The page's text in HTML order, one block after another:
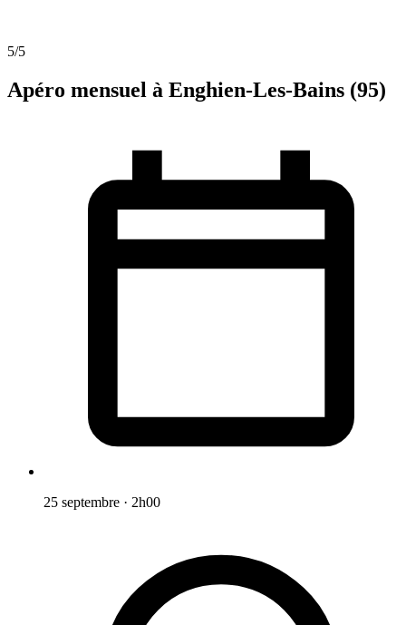
5/5
Apéro mensuel à Enghien-Les-Bains (95)
25 septembre · 2h00